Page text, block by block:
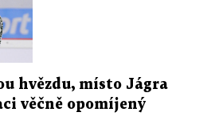
hvězdu, místo Jágra
věčně opomíjený